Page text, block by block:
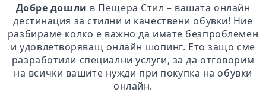
Добре дошли в Пещера Стил – вашата онлайн
дестинация за стилни и качествени обувки! Ние
разбираме колко е важно да имате безпроблемен
и удовлетворяващ онлайн шопинг. Ето защо сме
разработили специални услуги, за да отговорим
на всички вашите нужди при покупка на обувки
онлайн.